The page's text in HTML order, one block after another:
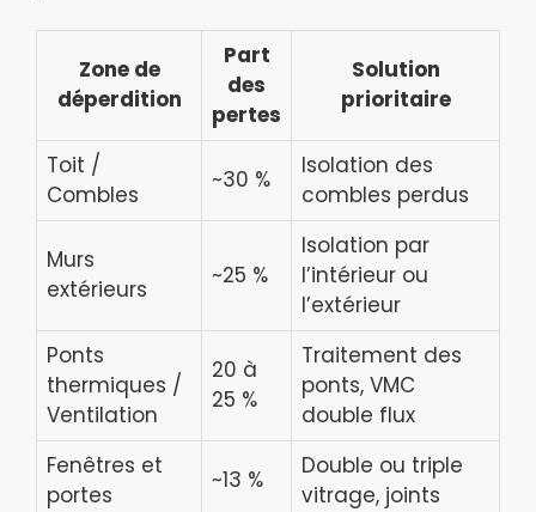
Zone de
déperdition
Part
des
pertes
Solution
prioritaire
Toit /
Combles
~30 %
Isolation des
combles perdus
Murs
extérieurs
~25 %
Isolation par
l’intérieur ou
l’extérieur
Ponts
thermiques /
Ventilation
20 à
25 %
Traitement des
ponts, VMC
double flux
Fenêtres et
portes
~13 %
Double ou triple
vitrage, joints